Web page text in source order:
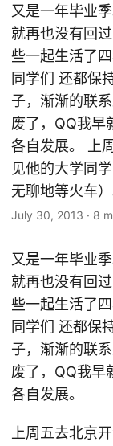
又是一年毕业
就再也没有回
些一起生活了
同学们 还都保
子，渐渐的联
废了，QQ我早
各自发展。 上
见他的大学同
无聊地等火车
July 30, 2013 · 8
又是一年毕业
就再也没有回
些一起生活了
同学们 还都保
子，渐渐的联
废了，QQ我早
各自发展。
上周五去北京